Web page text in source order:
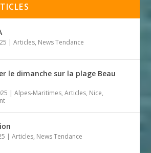
|Articles, News Tendance
le dimanche sur la plage Beau
|Alpes-Maritimes,Articles, Nice,
|Articles, News Tendance